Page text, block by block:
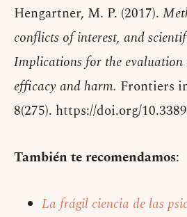
Hengartner, M. P. (2017).
conflicts of interest, and
Implications for the evaluation
efficacy and harm. Frontiers
8(275). https://doi.org/
También te recomendamos:
La frágil ciencia de las